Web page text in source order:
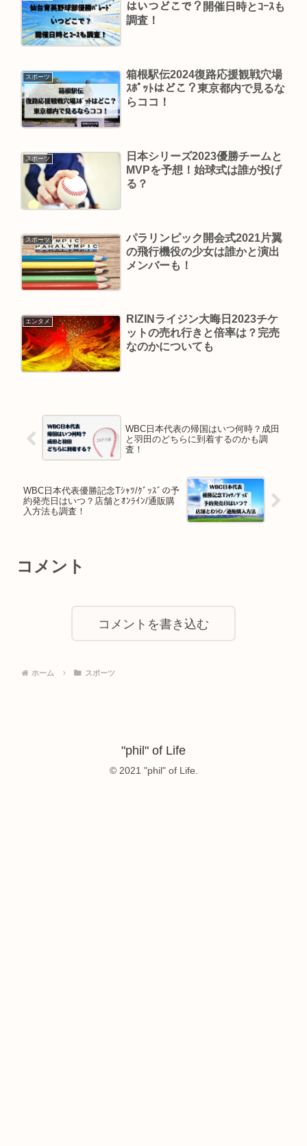
はいつどこで？開催日時とｺｰｽも
調査！
スポーツ
箱根駅伝2024復路応援観戦穴場
ｽﾎﾟｯﾄはどこ？東京都内で見るな
らココ！
スポーツ
日本シリーズ2023優勝チームと
MVPを予想！始球式は誰が投げ
る？
スポーツ
パラリンピック開会式2021片翼
の飛行機役の少女は誰かと演出
メンバーも！
エンタメ
RIZINライジン大晦日2023チケ
ットの売れ行きと倍率は？完売
なのかについても
WBC日本代表の帰国はいつ何時？成田
と羽田のどちらに到着するのかも調
査！
WBC日本代表優勝記念Tｼｬﾂ/ｸﾞｯｽﾞの予
約発売日はいつ？店舗とｵﾝﾗｲﾝ/通販購
入方法も調査！
コメント
コメントを書き込む
ホーム スポーツ
"phil" of Life
© 2021 "phil" of Life.